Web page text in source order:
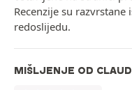
Recenzije su
redoslijedu.
MIŠLJENJE OD